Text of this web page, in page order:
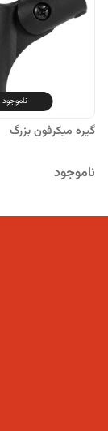
ناموجود
گیره میکرفون بزرگ
ناموجود